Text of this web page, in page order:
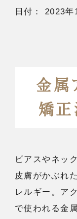
日付： 2023年
金属
矯正
ピアスやネッ
皮膚がかぶれ
レルギー。ア
で使われる金